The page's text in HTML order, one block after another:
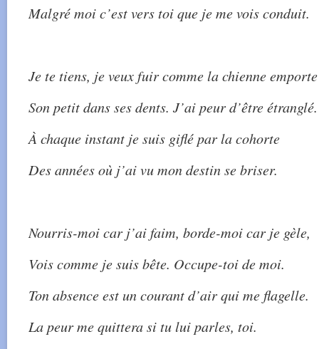
Malgré moi c’est vers toi que je me vois conduit.
Je te tiens, je veux fuir comme la chienne emporte
Son petit dans ses dents. J’ai peur d’être étranglé.
À chaque instant je suis giflé par la cohorte
Des années où j’ai vu mon destin se briser.
Nourris-moi car j’ai faim, borde-moi car je gèle,
Vois comme je suis bête. Occupe-toi de moi.
Ton absence est un courant d’air qui me flagelle.
La peur me quittera si tu lui parles, toi.